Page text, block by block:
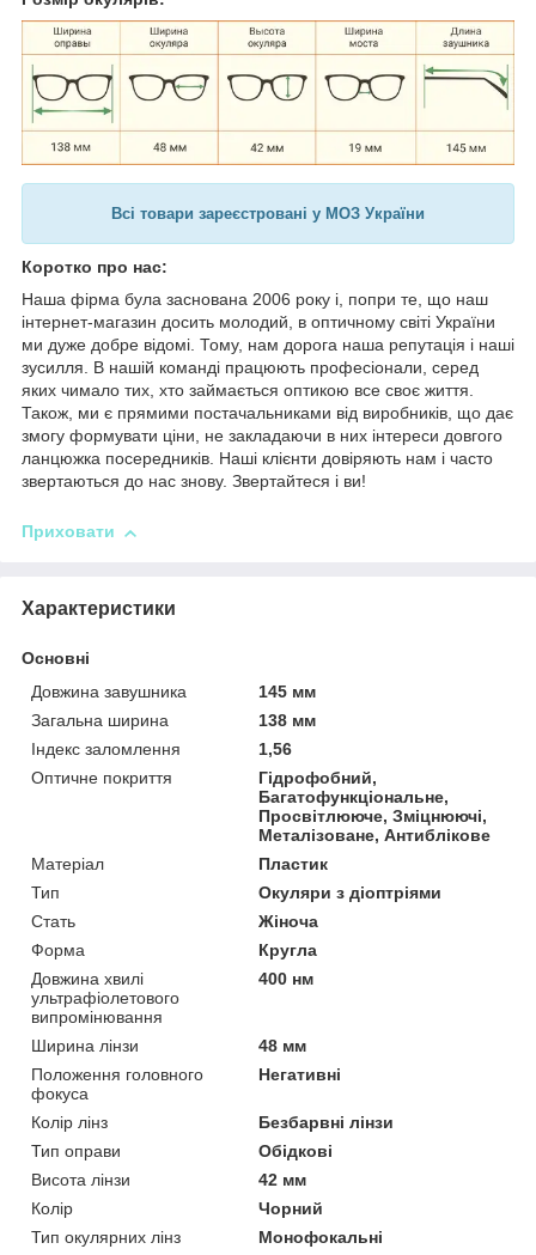
Всі товари зареєстровані у МОЗ України
Коротко про нас:
Наша фірма була заснована 2006 року і, попри те, що наш
інтернет-магазин досить молодий, в оптичному світі України
ми дуже добре відомі. Тому, нам дорога наша репутація і наші
зусилля. В нашій команді працюють професіонали, серед
яких чимало тих, хто займається оптикою все своє життя.
Також, ми є прямими постачальниками від виробників, що дає
змогу формувати ціни, не закладаючи в них інтереси довгого
ланцюжка посередників. Наші клієнти довіряють нам і часто
звертаються до нас знову. Звертайтеся і ви!
Приховати
Характеристики
Основні
Довжина завушника
145 мм
Загальна ширина
138 мм
Індекс заломлення
1,56
Оптичне покриття
Гідрофобний,
Багатофункціональне,
Просвітлююче, Зміцнюючі,
Металізоване, Антиблікове
Матеріал
Пластик
Тип
Окуляри з діоптріями
Стать
Жіноча
Форма
Кругла
Довжина хвилі
ультрафіолетового
випромінювання
400 нм
Ширина лінзи
48 мм
Положення головного
фокуса
Негативні
Колір лінз
Безбарвні лінзи
Тип оправи
Обідкові
Висота лінзи
42 мм
Колір
Чорний
Тип окулярних лінз
Монофокальні